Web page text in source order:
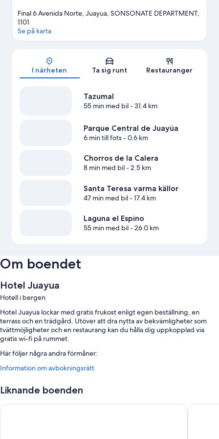
Final 6 Avenida Norte, Juayua, SONSONATE DEPARTMENT,
1101
Se på karta
I närheten Ta sig runt Restauranger
Tazumal
55 min med bil- 31.4 km
Parque Central de Juayúa
6 min till fots- 0.6 km
Chorros de la Calera
8 min med bil- 2.5 km
Santa Teresa varma källor
47 min med bil- 17.4 km
Laguna el Espino
55 min med bil- 26.0 km
Om boendet
Hotel Juayua
Hotell i bergen
Hotel Juayua lockar med gratis frukost enligt egen beställning, en
terrass och en trädgård. Utöver att dra nytta av bekvämligheter som
tvättmöjligheter och en restaurang kan du hålla dig uppkopplad via
gratis wi-fi på rummet.
Här följer några andra förmåner:
En utomhuspool
Info om cykelturer, en rökfri anläggning och en bankettsal
En cykelparkering och hjälp med bokning av biljetter och guidade
Information om avbokningsrätt
Liknande boenden
Hotel Alicante Montana Los